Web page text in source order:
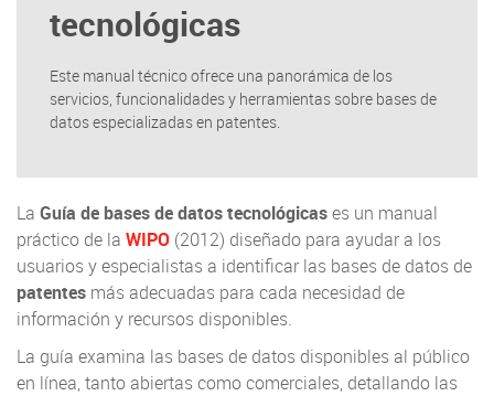
tecnológicas
Este manual técnico ofrece una panorámica de los
servicios, funcionalidades y herramientas sobre bases de
datos especializadas en patentes.
La Guía de bases de datos tecnológicases un manual
práctico de la WIPO (2012) diseñado para ayudar a los
usuarios y especialistas a identificar las bases de datos de
patentes más adecuadas para cada necesidad de
información y recursos disponibles.
La guía examina las bases de datos disponibles al público
en línea, tanto abiertas como comerciales, detallando las